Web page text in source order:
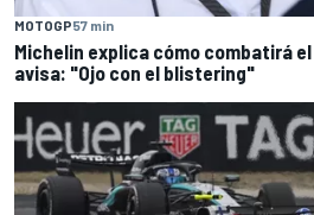
MOTOGP57 min
Michelin explica cómo combatirá
avisa: "Ojo con el blistering"